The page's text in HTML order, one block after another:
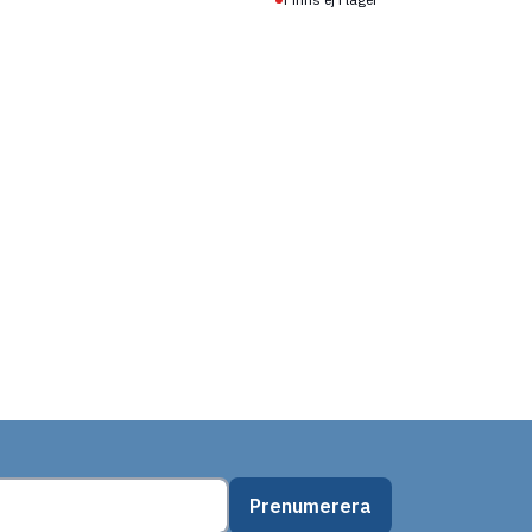
Prenumerera